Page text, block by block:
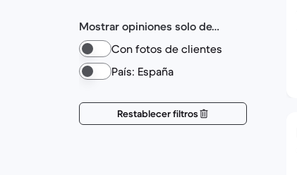
Mostrar opiniones solo de…
Con fotos de clientes
País: España
Restablecer filtros